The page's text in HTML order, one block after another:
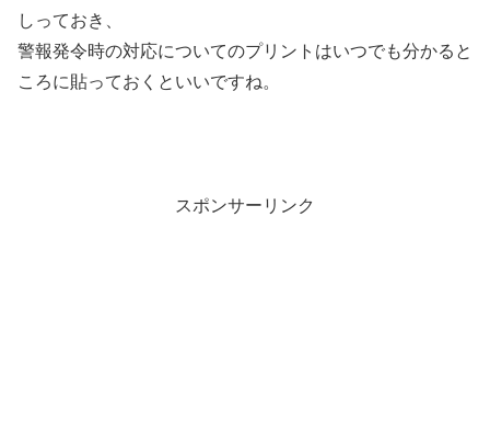
しっておき、
警報発令時の対応についてのプリントはいつでも分かると
ころに貼っておくといいですね。
スポンサーリンク